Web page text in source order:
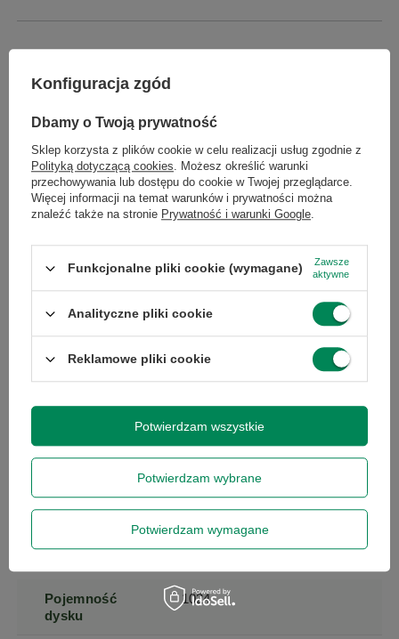
miesięcy
Klasa A
Stan
opakowania
zastępcze
Symbol 0000005385
Zasilacz w
Tak
Procesora
9
Pojemność
dysku
1024
Konfiguracja zgód
Dbamy o Twoją prywatność
Sklep korzysta z plików cookie w celu realizacji usług zgodnie z
Polityką dotyczącą cookies. Możesz określić warunki
przechowywania lub dostępu do cookie w Twojej przeglądarce.
Więcej informacji na temat warunków i prywatności można
znaleźć także na stronie Prywatność i warunki Google.
Funkcjonalne pliki cookie (wymagane)
Zawsze
aktywne
Analityczne pliki cookie
Reklamowe pliki cookie
Potwierdzam wybrane
Potwierdzam wymagane
Potwierdzam wszystkie